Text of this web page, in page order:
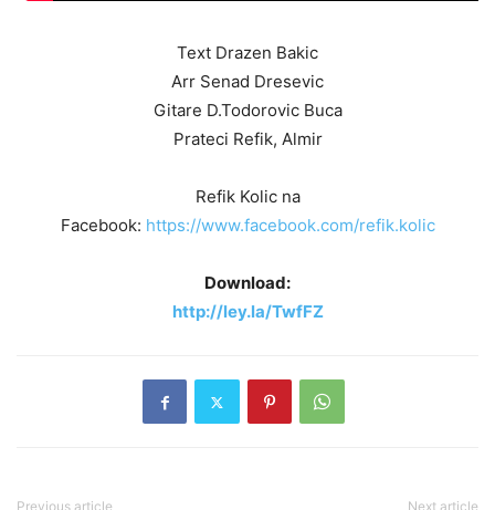
Text Drazen Bakic
Arr Senad Dresevic
Gitare D.Todorovic Buca
Prateci Refik, Almir
Refik Kolic na
Facebook: https://www.facebook.com/refik.kolic
Download:
http://ley.la/TwfFZ
Previous article Next article